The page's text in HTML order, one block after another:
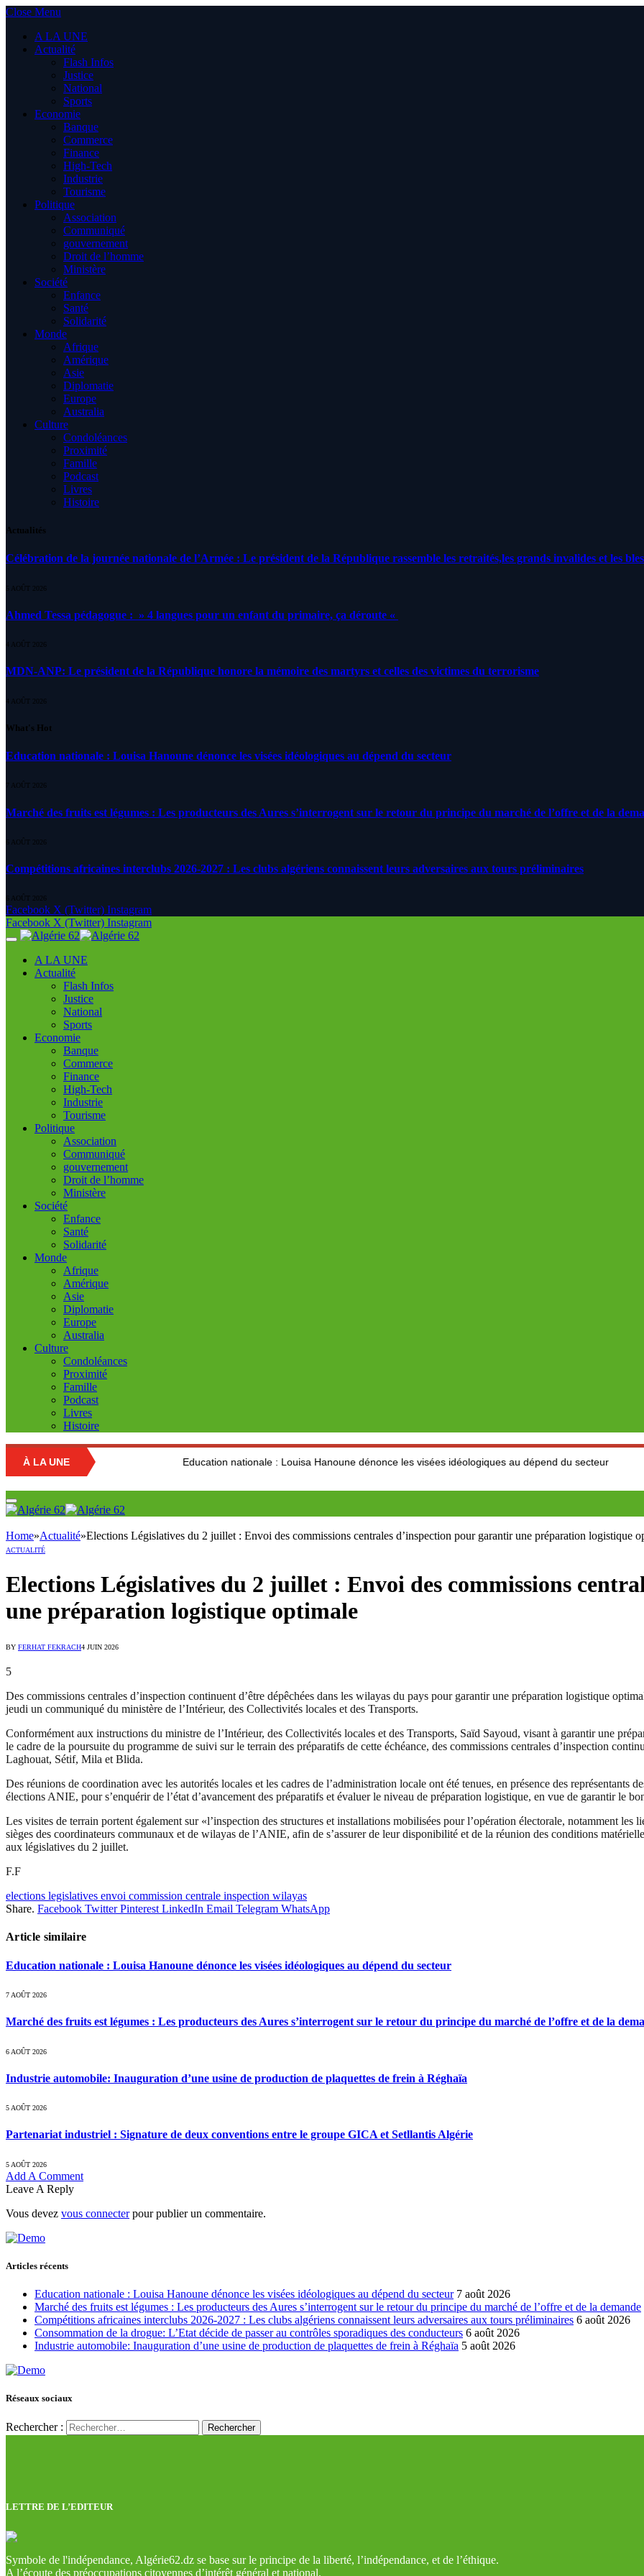
Close Menu
A LA UNE
Actualité
Flash Infos
Justice
National
Sports
Economie
Banque
Commerce
Finance
High-Tech
Industrie
Tourisme
Politique
Association
Communiqué
gouvernement
Droit de l’homme
Ministère
Société
Enfance
Santé
Solidarité
Monde
Afrique
Amérique
Asie
Diplomatie
Europe
Australia
Culture
Condoléances
Proximité
Famille
Podcast
Livres
Histoire
Actualités
Célébration de la journée nationale de l’Armée : Le président de la République rassemble les retraités,les grands invalides et les
5 AOÛT 2026
Ahmed Tessa pédagogue : » 4 langues pour un enfant du primaire, ça déroute «
4 AOÛT 2026
MDN-ANP: Le président de la République honore la mémoire des martyrs et celles des victimes du terrorisme
4 AOÛT 2026
What's Hot
Education nationale : Louisa Hanoune dénonce les visées idéologiques au dépend du secteur
7 AOÛT 2026
Marché des fruits est légumes : Les producteurs des Aures s’interrogent sur le retour du principe du marché de l’offre et de la
6 AOÛT 2026
Compétitions africaines interclubs 2026-2027 : Les clubs algériens connaissent leurs adversaires aux tours préliminaires
6 AOÛT 2026
Facebook X (Twitter) Instagram
Facebook X (Twitter) Instagram
A LA UNE
Actualité
Flash Infos
Justice
National
Sports
Economie
Banque
Commerce
Finance
High-Tech
Industrie
Tourisme
Politique
Association
Communiqué
gouvernement
Droit de l’homme
Ministère
Société
Enfance
Santé
Solidarité
Monde
Afrique
Amérique
Asie
Diplomatie
Europe
Australia
Culture
Condoléances
Proximité
Famille
Podcast
Livres
Histoire
À LA UNE Education nationale : Louisa Hanoune dénonce les visées idéologiques au dépend du secteur Marché des
Home»Actualité»Elections Législatives du 2 juillet : Envoi des commissions centrales d’inspection pour garantir une préparation logistique
ACTUALITÉ
Elections Législatives du 2 juillet : Envoi des commissions
une préparation logistique optimale
BY FERHAT FEKRACH4 JUIN 2026
5
Des commissions centrales d’inspection continuent d’être dépêchées dans les wilayas du pays pour garantir une préparation logistique
jeudi un communiqué du ministère de l’Intérieur, des Collectivités locales et des Transports.
Conformément aux instructions du ministre de l’Intérieur, des Collectivités locales et des Transports, Saïd Sayoud, visant à garantir une
le cadre de la poursuite du programme de suivi sur le terrain des préparatifs de cette échéance, des commissions centrales d’inspection
Laghouat, Sétif, Mila et Blida.
Des réunions de coordination avec les autorités locales et les cadres de l’administration locale ont été tenues, en présence des représentants
élections ANIE, pour s’enquérir de l’état d’avancement des préparatifs et évaluer le niveau de préparation logistique, en vue de garantir le
Les visites de terrain portent également sur «l’inspection des structures et installations mobilisées pour l’opération électorale, notamment les
sièges des coordinateurs communaux et de wilayas de l’ANIE, afin de s’assurer de leur disponibilité et de la réunion des conditions
aux législatives du 2 juillet.
F.F
elections legislatives envoi commission centrale inspection wilayas
Share. Facebook Twitter Pinterest LinkedIn Email Telegram WhatsApp
Article similaire
Education nationale : Louisa Hanoune dénonce les visées idéologiques au dépend du secteur
7 AOÛT 2026
Marché des fruits est légumes : Les producteurs des Aures s’interrogent sur le retour du principe du marché de l’offre et de la
6 AOÛT 2026
Industrie automobile: Inauguration d’une usine de production de plaquettes de frein à Réghaïa
5 AOÛT 2026
Partenariat industriel : Signature de deux conventions entre le groupe GICA et Setllantis Algérie
5 AOÛT 2026
Add A Comment
Leave A Reply
Vous devez vous connecterpour publier un commentaire.
Articles récents
Education nationale : Louisa Hanoune dénonce les visées idéologiques au dépend du secteur 7 août 2026
Marché des fruits est légumes : Les producteurs des Aures s’interrogent sur le retour du principe du marché de l’offre et de la demande
Compétitions africaines interclubs 2026-2027 : Les clubs algériens connaissent leurs adversaires aux tours préliminaires 6 août 2026
Consommation de la drogue: L’Etat décide de passer au contrôles sporadiques des conducteurs 6 août 2026
Industrie automobile: Inauguration d’une usine de production de plaquettes de frein à Réghaïa 5 août 2026
Réseaux sociaux
Rechercher :
LETTRE DE L’EDITEUR
Symbole de l'indépendance, Algérie62.dz se base sur le principe de la liberté, l’indépendance, et de l’éthique.
A l’écoute des préoccupations citoyennes d’intérêt général et national.